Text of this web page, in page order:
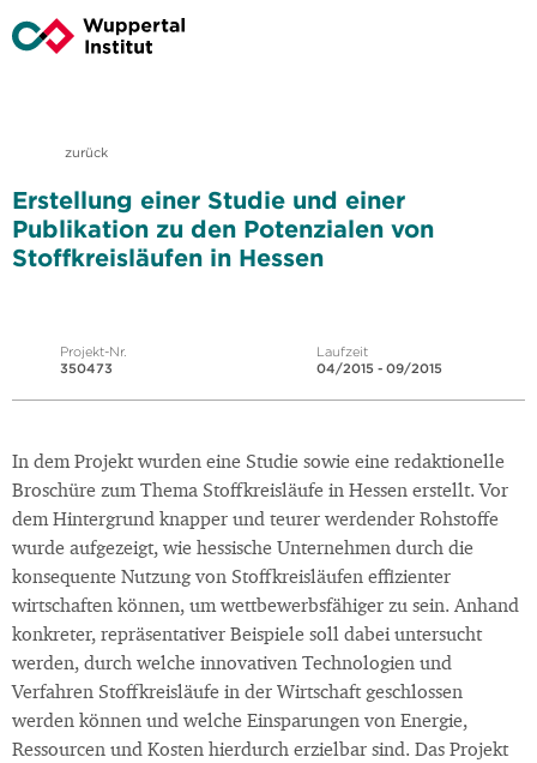
zurück
Erstellung einer Studie und einer
Publikation zu den Potenzialen von
Stoffkreisläufen in Hessen
Projekt-Nr.
350473
Laufzeit
04/2015 - 09/2015
In dem Projekt wurden eine Studie sowie eine redaktionelle
Broschüre zum Thema Stoffkreisläufe in Hessen erstellt. Vor
dem Hintergrund knapper und teurer werdender Rohstoffe
wurde aufgezeigt, wie hessische Unternehmen durch die
konsequente Nutzung von Stoffkreisläufen effizienter
wirtschaften können, um wettbewerbsfähiger zu sein. Anhand
konkreter, repräsentativer Beispiele soll dabei untersucht
werden, durch welche innovativen Technologien und
Verfahren Stoffkreisläufe in der Wirtschaft geschlossen
werden können und welche Einsparungen von Energie,
Ressourcen und Kosten hierdurch erzielbar sind. Das Projekt